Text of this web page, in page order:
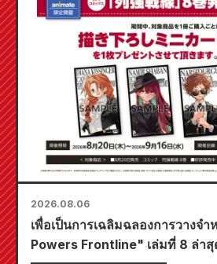
2026.08.06
เพื่อเป็นการเฉลิมฉลองการวางจ
Powers Frontline" เล่มที่ 8 ล่าสุ